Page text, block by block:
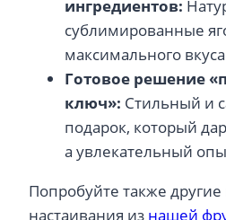
ингредиентов:
сублимированные
максимального
Готовое решение
ключ»: Стильный и
подарок, который
а увлекательный
Попробуйте также
настаивания из нашей